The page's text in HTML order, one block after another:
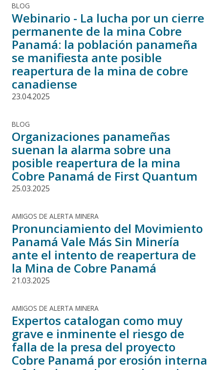
BLOG
Webinario - La lucha por un cierre
permanente de la mina Cobre
Panamá: la población panameña
se manifiesta ante posible
reapertura de la mina de cobre
canadiense
23.04.2025
BLOG
Organizaciones panameñas
suenan la alarma sobre una
posible reapertura de la mina
Cobre Panamá de First Quantum
25.03.2025
AMIGOS DE ALERTA MINERA
Pronunciamiento del Movimiento
Panamá Vale Más Sin Minería
ante el intento de reapertura de
la Mina de Cobre Panamá
21.03.2025
AMIGOS DE ALERTA MINERA
Expertos catalogan como muy
grave e inminente el riesgo de
falla de la presa del proyecto
Cobre Panamá por erosión interna